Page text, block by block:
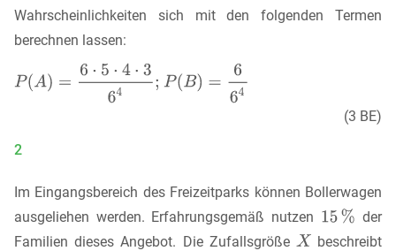
Wahrscheinlichkeiten sich mit den folgenden Termen
berechnen lassen:
(3 BE)
2
Im Eingangsbereich des Freizeitparks können Bollerwagen
ausgeliehen werden. Erfahrungsgemäß nutzen
der
Familien dieses Angebot. Die Zufallsgröße
beschreibt